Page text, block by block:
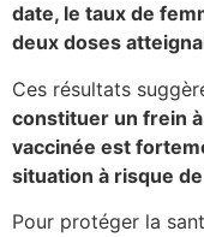
date, le taux de
deux doses
Ces résultats
constituer un frein
vaccinée est
situation à risque
Pour protéger la